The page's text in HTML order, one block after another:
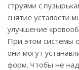
струями с
снятие усталости
улучшение
При этом системы
они могут
форм. Чтобы не